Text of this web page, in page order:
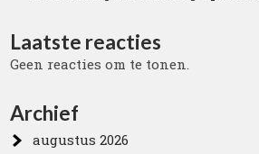
Laatste reacties
Geen reacties om te tonen.
Archief
augustus 2026